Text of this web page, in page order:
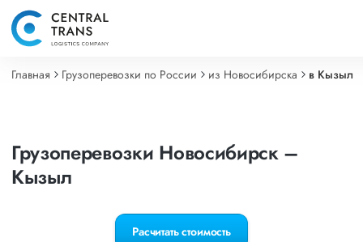
Главная Грузоперевозки по России из Новосибирска в Кызыл
Грузоперевозки Новосибирск –
Кызыл
Расчитать стоимость